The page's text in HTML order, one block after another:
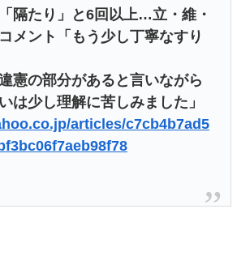
隔たり」と6回以上…立・維・
メント「もう少し丁寧なすり
憲の部分があると言いながら
は少し理解に苦しみました」
articles/c7cb4b7ad5